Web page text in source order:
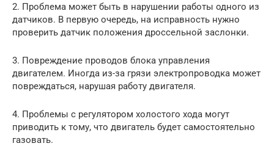
2. Проблема может быть в нарушении работы одного из
датчиков. В первую очередь, на исправность нужно
проверить датчик положения дроссельной заслонки.
3. Повреждение проводов блока управления
двигателем. Иногда из-за грязи электропроводка может
повреждаться, нарушая работу двигателя.
4. Проблемы с регулятором холостого хода могут
приводить к тому, что двигатель будет самостоятельно
газовать.